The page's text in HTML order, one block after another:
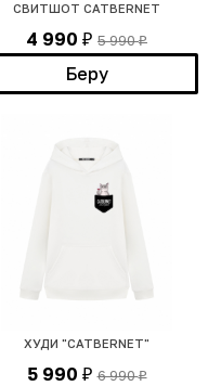
СВИТШОТ CATBERNET
4 990 ₽ 5 990₽
Беру
ХУДИ "CATBERNET"
5 990 ₽ 6 990₽